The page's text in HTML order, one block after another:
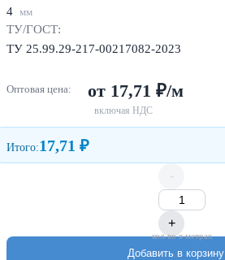
4 мм
ТУ/ГОСТ:
ТУ 25.99.29-217-00217082-2023
Оптовая цена: от 17,71 ₽/м
включая НДС
Итого:17,71 ₽
-
+
кол-во в метрах
Добавить в корзину